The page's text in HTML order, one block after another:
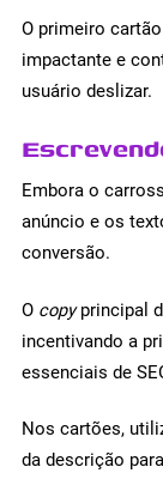
O primeiro
impactante e
usuário deslizar.
Embora o
anúncio e os
conversão.
O copyprincipal
incentivando a
essenciais de
Nos cartões,
da descrição